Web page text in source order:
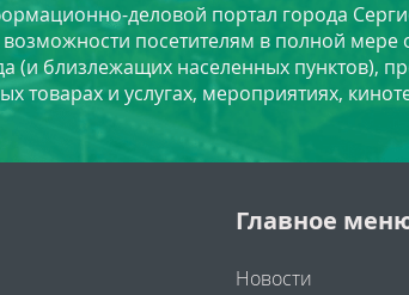
деловой портал города
возможности посетителям в полной
(и близлежащих населенных пунктов),
товарах и услугах, мероприятиях,
Главное
Новости